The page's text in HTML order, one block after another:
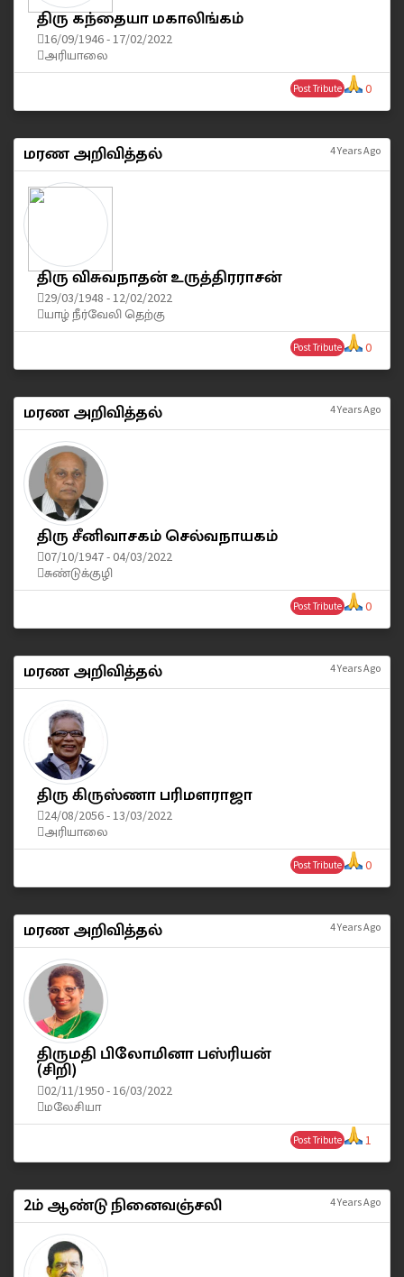
திரு கந்தையா மகாலிங்கம்
16/09/1946 - 17/02/2022
அரியாலை
0
Post Tribute
மரண அறிவித்தல் 4 Years Ago
திரு விசுவநாதன் உருத்திரராசன்
29/03/1948 - 12/02/2022
யாழ் நீர்வேலி தெற்கு
0
Post Tribute
மரண அறிவித்தல் 4 Years Ago
திரு சீனிவாசகம் செல்வநாயகம்
07/10/1947 - 04/03/2022
சுண்டுக்குழி
0
Post Tribute
மரண அறிவித்தல் 4 Years Ago
திரு கிருஸ்ணா பரிமளராஜா
24/08/2056 - 13/03/2022
அரியாலை
0
Post Tribute
மரண அறிவித்தல் 4 Years Ago
திருமதி பிலோமினா பஸ்ரியன்
(சிறி)
02/11/1950 - 16/03/2022
மலேசியா
1
Post Tribute
2ம் ஆண்டு நினைவஞ்சலி 4 Years Ago